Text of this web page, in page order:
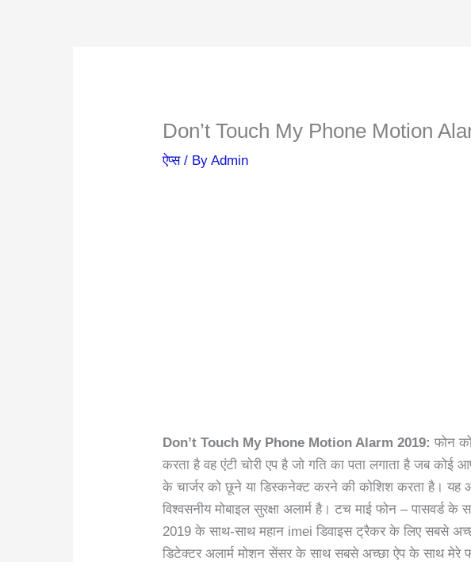
Don’t Touch My Phone Motion
ऐप्स/ ByAdmin
Don’t Touch My Phone Motion Alarm 2019: फोन
करता है वह एंटी चोरी एप है जो गति का पता लगाता है जब
के चार्जर को छूने या डिस्कनेक्ट करने की कोशिश करता है। यह
विश्वसनीय मोबाइल सुरक्षा अलार्म है। टच माई फोन – पासवर्ड के
2019 के साथ-साथ महान imei डिवाइस ट्रैकर के लिए सबसे
डिटेक्टर अलार्म मोशन सेंसर के साथ सबसे अच्छा ऐप के साथ मेरे